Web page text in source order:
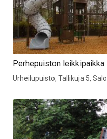
Perhepuiston leikkipaikka
Urheilupuisto, Tallikuja 5, Salo